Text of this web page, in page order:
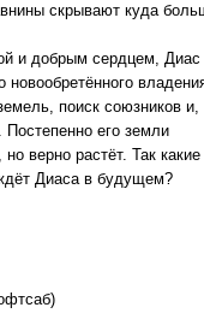
скрывают куда
и добрым сердцем, Диас
новообретённого
поиск союзников и,
его земли
верно растёт. Так какие
Диаса в будущем?